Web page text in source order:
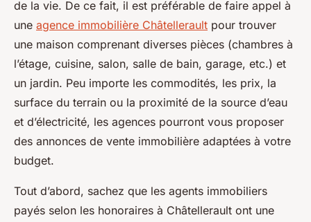
de la vie. De ce fait, il est préférable de faire appel à
une agence immobilière Châtellerault pour trouver
une maison comprenant diverses pièces (chambres à
l’étage, cuisine, salon, salle de bain, garage, etc.) et
un jardin. Peu importe les commodités, les prix, la
surface du terrain ou la proximité de la source d’eau
et d’électricité, les agences pourront vous proposer
des annonces de vente immobilière adaptées à votre
budget.
Tout d’abord, sachez que les agents immobiliers
payés selon les honoraires à Châtellerault ont une